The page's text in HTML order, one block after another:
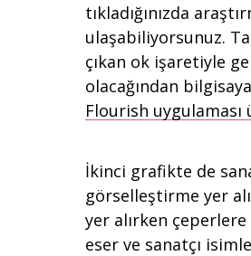
tıkladığınızda
ulaşabiliyorsunuz.
çıkan ok işaretiyle
olacağından
Flourish uygulaması
İkinci grafikte de
görselleştirme yer
yer alırken
eser ve sanatçı